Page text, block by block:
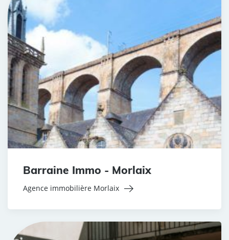
Barraine Immo - Morlaix
Agence immobilière Morlaix